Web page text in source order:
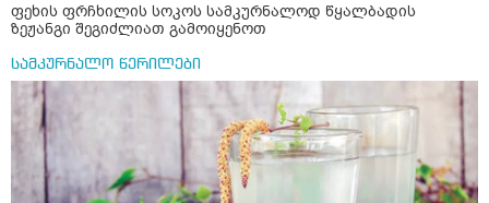
ფეხის ფრჩხილის სოკოს სამკურნალოდ წყალბადის
ზეჟანგი შეგიძლიათ გამოიყენოთ
სამკურნალო წერილები